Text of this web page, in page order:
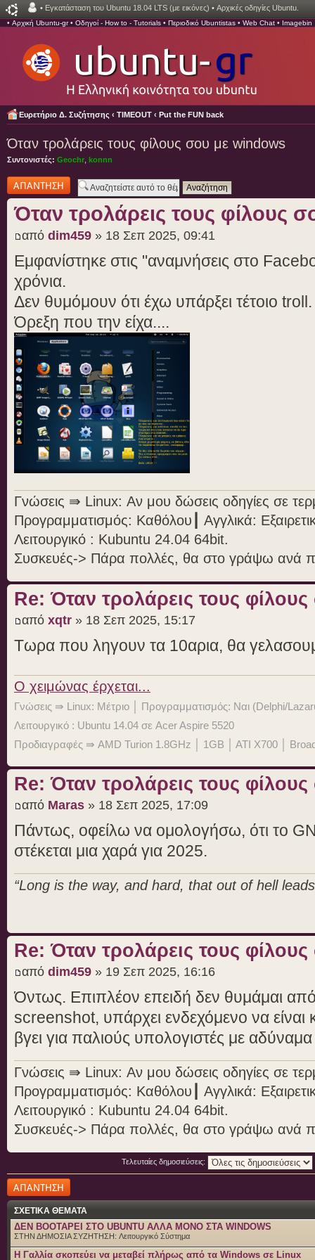
• Εγκατάσταση του Ubuntu 18.04 LTS (με εικόνες) • Αρχικές οδηγίες Ubuntu.
• Αρχική Ubuntu-gr• Οδηγοί - How to - Tutorials • Περιοδικό Ubuntistas • Web Chat • Imagebin
Ευρετήριο Δ. Συζήτησης ‹ TIMEOUT ‹ Put the FUN back
Όταν τρολάρεις τους φίλους σου με windows
Συντονιστές: Geochr konnn
Δημιουργία
απάντησης
Όταν τρολάρεις τους φίλους
από dim459 » 18 Σεπ 2025, 09:41
Εμφανίστηκε στις "αναμνήσεις στο
χρόνια.
Δεν θυμόμουν ότι έχω υπάρξει τέτοιο troll.
Όρεξη που την είχα....
Γνώσεις ⇛ Linux: Αν μου δώσεις οδηγίες σε
Προγραμματισμός: Καθόλου┃ Αγγλικά:
Λειτουργικό : Kubuntu 24.04 64bit.
Συσκευές-> Πάρα πολλές, θα στο γράψω ανά
Re: Όταν τρολάρεις τους
από xqtr » 18 Σεπ 2025, 15:17
Τωρα που ληγουν τα 10αρια, θα
O χειμώνας έρχεται...
Γνώσεις ⇛ Linux: Μέτριο │ Προγραμματισμός: Ναι (Delphi/
Λειτουργικό : Ubuntu 14.04 σε Acer Aspire 5520
Προδιαγραφές ⇛ AMD Turion 1.8GHz │ 1GB │ ATI X700 │
Re: Όταν τρολάρεις τους
από Maras » 18 Σεπ 2025, 17:09
Πάντως, οφείλω να ομολογήσω, ότι το
στέκεται μια χαρά για 2025.
“Long is the way, and hard, that out of hell
Re: Όταν τρολάρεις τους
από dim459 » 19 Σεπ 2025, 16:16
Όντως. Επιπλέον επειδή δεν θυμάμαι από
screenshot, υπάρχει ενδεχόμενο να είναι
βγει για παλιούς υπολογιστές με
Γνώσεις ⇛ Linux: Αν μου δώσεις οδηγίες σε
Προγραμματισμός: Καθόλου┃ Αγγλικά:
Λειτουργικό : Kubuntu 24.04 64bit.
Συσκευές-> Πάρα πολλές, θα στο γράψω ανά
Τελευταίες δημοσιεύσεις:
Δημιουργία
απάντησης
ΣΧΕΤΙΚΑ ΘΕΜΑΤΑ
ΔΕΝ BOOTAΡΕΙ ΣΤΟ UBUNTU ΑΛΛΑ ΜΟΝΟ ΣΤΑ WINDOWS
ΣΤΗΝ ΔΗΜΟΣΙΑ ΣΥΖΗΤΗΣΗ: Λειτουργικό Σύστημα
H Γαλλία σκοπεύει να μεταβεί πλήρως από τα Windows σε Linux